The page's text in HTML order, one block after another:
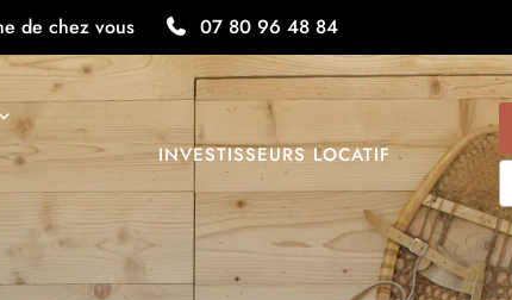
de chez vous 07 80 96 48 84
INVESTISSEURS LOCATIF